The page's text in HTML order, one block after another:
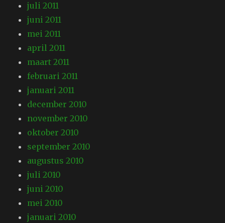
juli 2011
juni 2011
mei 2011
april 2011
maart 2011
februari 2011
januari 2011
december 2010
november 2010
oktober 2010
september 2010
augustus 2010
juli 2010
juni 2010
mei 2010
januari 2010